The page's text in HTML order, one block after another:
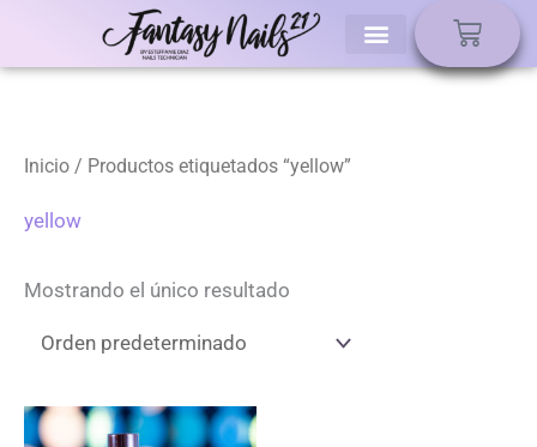
Inicio / Productos etiquetados “yellow”
yellow
Mostrando el único resultado